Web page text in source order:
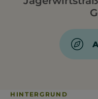
HINTERGRUND